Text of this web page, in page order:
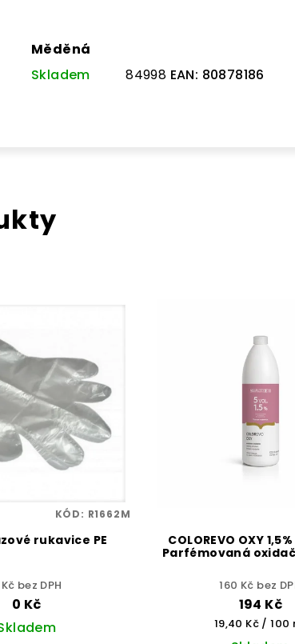
Měděná
Skladem
84998 EAN: 80878186
rukavice PE
bez DPH
0 Kč
KÓD: R1662M
COLOREVO OXY
Parfémovaná
160 Kč bez
194 Kč
Měrná
19,40 Kč / 100